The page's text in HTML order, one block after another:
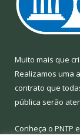
Muito mais que
Realizamos uma
contrato que
pública serão
Conheça o PNTP